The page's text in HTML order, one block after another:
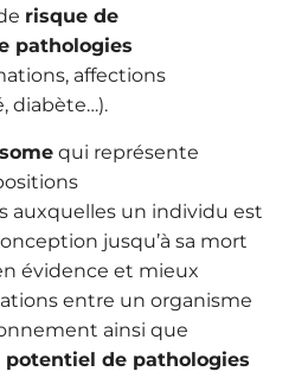
risque de
pathologies
affections
diabète…).
qui représente
auxquelles un individu est
jusqu’à sa mort
évidence et mieux
entre un organisme
ainsi que
de pathologies